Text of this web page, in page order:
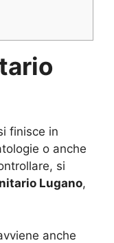
finisce in
o anche
si
Lugano,
anche